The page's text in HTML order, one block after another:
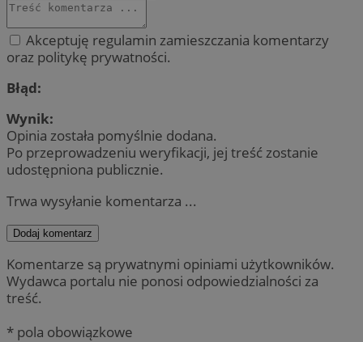
Akceptuję regulamin zamieszczania komentarzy
oraz politykę prywatności.
Błąd:
Wynik:
Opinia została pomyślnie dodana.
Po przeprowadzeniu weryfikacji, jej treść zostanie
udostępniona publicznie.
Trwa wysyłanie komentarza ...
Dodaj komentarz
Komentarze są prywatnymi opiniami użytkowników.
Wydawca portalu nie ponosi odpowiedzialności za
treść.
* pola obowiązkowe